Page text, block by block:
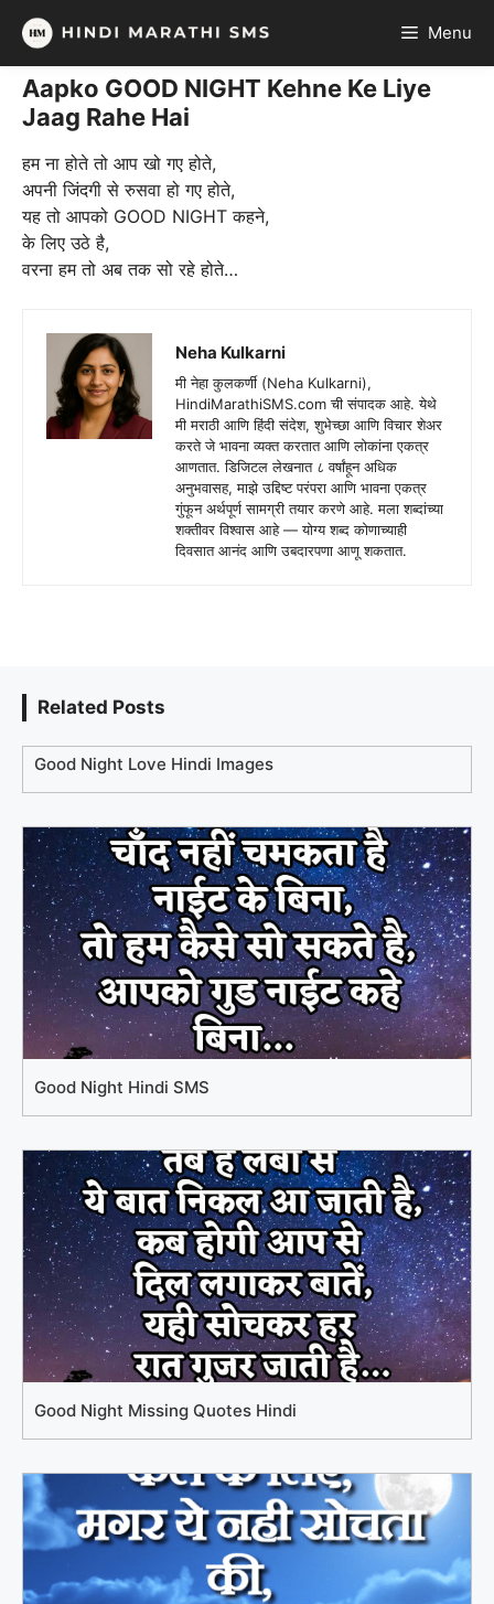
Skip
content
Menu
Aapko GOOD NIGHT Kehne Ke Liye
Jaag Rahe Hai
हम ना होते तो आप खो गए होते,
अपनी जिंदगी से रुसवा हो गए होते,
यह तो आपको GOOD NIGHT कहने,
के लिए उठे है,
वरना हम तो अब तक सो रहे होते…
Neha Kulkarni
मी नेहा कुलकर्णी (Neha Kulkarni),
HindiMarathiSMS.com ची संपादक आहे. येथे
मी मराठी आणि हिंदी संदेश, शुभेच्छा आणि विचार शेअर
करते जे भावना व्यक्त करतात आणि लोकांना एकत्र
आणतात. डिजिटल लेखनात ८ वर्षांहून अधिक
अनुभवासह, माझे उद्दिष्ट परंपरा आणि भावना एकत्र
गुंफून अर्थपूर्ण सामग्री तयार करणे आहे. मला शब्दांच्या
शक्तीवर विश्वास आहे — योग्य शब्द कोणाच्याही
दिवसात आनंद आणि उबदारपणा आणू शकतात.
Related Posts
Good Night Love Hindi Images
Good Night Hindi SMS
Good Night Missing Quotes Hindi